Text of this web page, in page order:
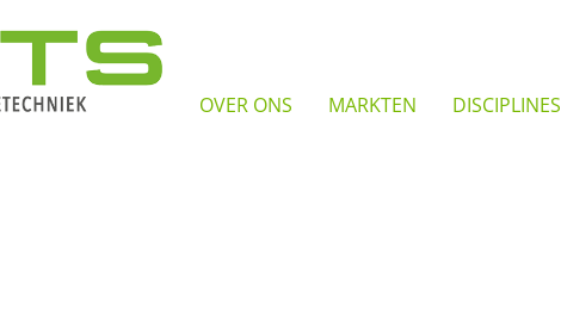
OVER ONS MARKTEN DISCIPLINES